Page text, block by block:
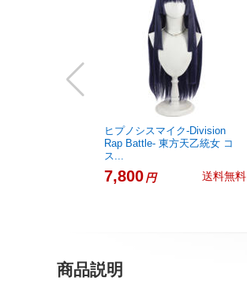
ヒプノシスマイク-Division
Rap Battle- 東方天乙統女 コ
ス...
7,800円 送料無料
商品説明